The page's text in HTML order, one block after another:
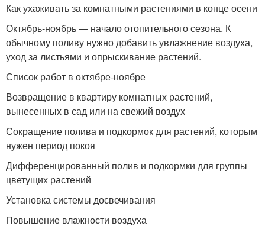
Как ухаживать за комнатными растениями в конце осени
Октябрь-ноябрь — начало отопительного сезона. К
обычному поливу нужно добавить увлажнение воздуха,
уход за листьями и опрыскивание растений.
Список работ в октябре-ноябре
Возвращение в квартиру комнатных растений,
вынесенных в сад или на свежий воздух
Сокращение полива и подкормок для растений, которым
нужен период покоя
Дифференцированный полив и подкормки для группы
цветущих растений
Установка системы досвечивания
Повышение влажности воздуха